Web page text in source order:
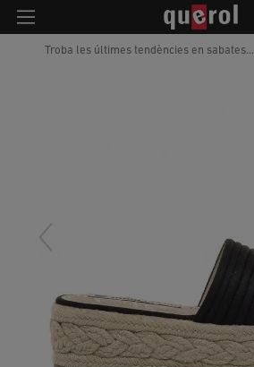
Troba les últimes tendències en sabates...